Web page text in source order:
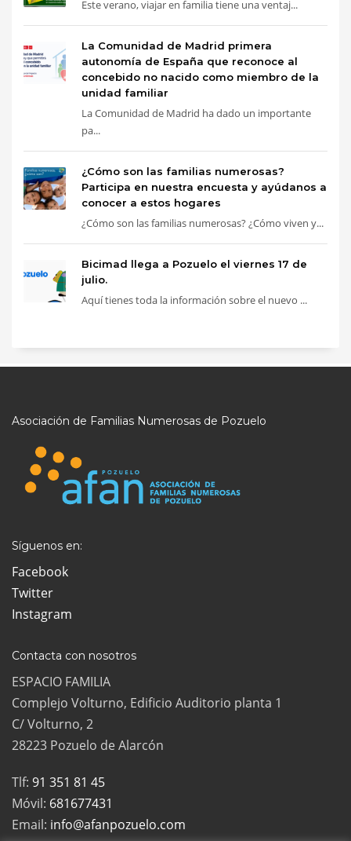
Este verano, viajar en familia tiene una ventaj...
La Comunidad de Madrid primera
autonomía de España que reconoce al
concebido no nacido como miembro de la
unidad familiar
La Comunidad de Madrid ha dado un importante
pa...
¿Cómo son las familias numerosas?
Participa en nuestra encuesta y ayúdanos a
conocer a estos hogares
¿Cómo son las familias numerosas? ¿Cómo viven y...
Bicimad llega a Pozuelo el viernes 17 de
julio.
Aquí tienes toda la información sobre el nuevo ...
Asociación de Familias Numerosas de Pozuelo
Síguenos en:
Facebook
Twitter
Instagram
Contacta con nosotros
ESPACIO FAMILIA
Complejo Volturno, Edificio Auditorio planta 1
C/ Volturno, 2
28223 Pozuelo de Alarcón
Tlf: 91 351 81 45
Móvil: 681677431
Email: info@afanpozuelo.com